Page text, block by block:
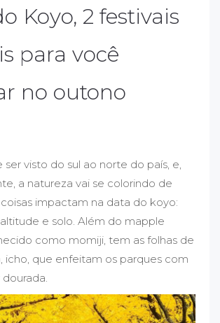
Koyo, 2 festivais
para você
no outono
ser visto do sul ao norte do país, e,
a natureza vai se colorindo de
impactam na data do koyo:
e solo. Além do mapple
como momiji, tem as folhas de
icho, que enfeitam os parques com